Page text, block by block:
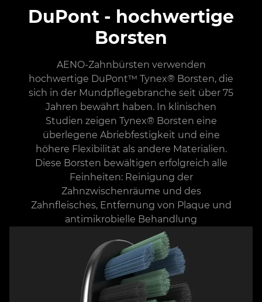
DuPont - hochwertige
Borsten
AENO-Zahnbürsten verwenden
hochwertige DuPont™ Tynex® Borsten, die
sich in der Mundpflegebranche seit über 75
Jahren bewährt haben. In klinischen
Studien zeigen Tynex® Borsten eine
überlegene Abriebfestigkeit und eine
höhere Flexibilität als andere Materialien.
Diese Borsten bewältigen erfolgreich alle
Feinheiten: Reinigung der
Zahnzwischenräume und des
Zahnfleisches, Entfernung von Plaque und
antimikrobielle Behandlung